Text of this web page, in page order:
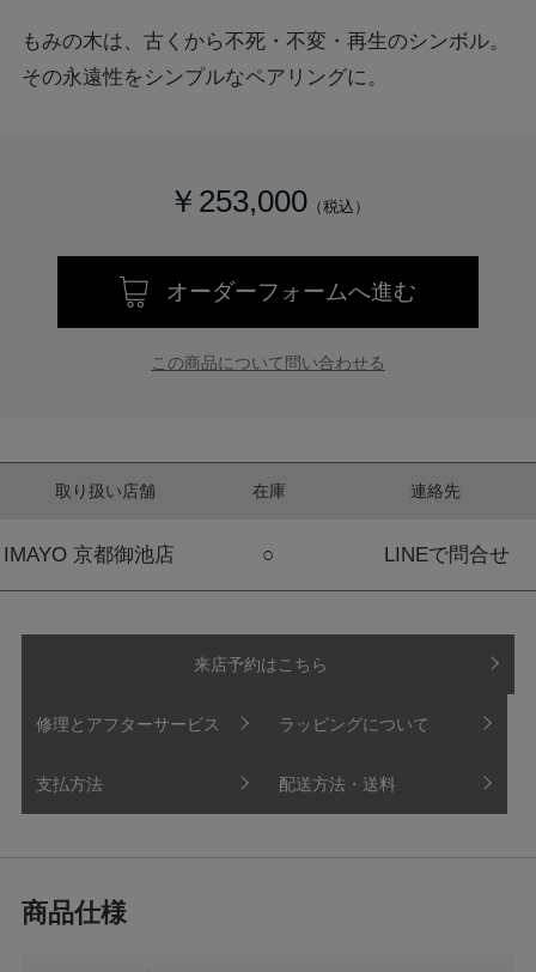
もみの木は、古くから不死・不変・再生のシンボル。
その永遠性をシンプルなペアリングに。
￥253,000
オーダーフォームへ進む
この商品について問い合わせる
取り扱い店舗 在庫 連絡先
IMAYO 京都御池店 ○ LINEで問合せ
来店予約はこちら
修理とアフターサービス ラッピングについて
支払方法 配送方法・送料